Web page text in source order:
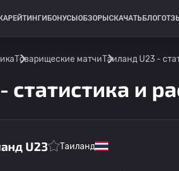
РЕЙТИНГИ БОНУСЫ ОБЗОРЫ СКАЧАТЬ БЛОГ
Товарищеские матчиТаиланд U23 -
статистика и
U23 Таиланд